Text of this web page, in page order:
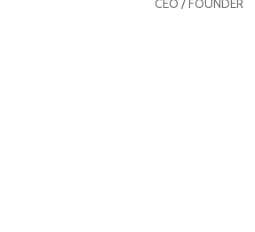
CEO / FOUNDER